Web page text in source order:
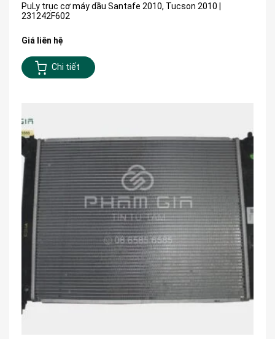
PuLy trục cơ máy dầu Santafe 2010, Tucson 2010 |
231242F602
Giá liên hệ
Chi tiết